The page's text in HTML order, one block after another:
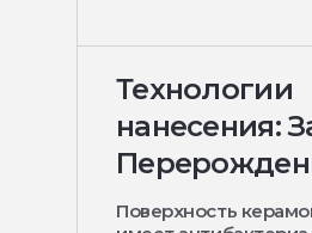
Технологии
нанесения:
Поверхность